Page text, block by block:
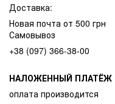
Доставка:
Новая почта от 500 грн
Самовывоз
+38 (097) 366-38-00
НАЛОЖЕННЫЙ ПЛАТЁЖ
оплата производится